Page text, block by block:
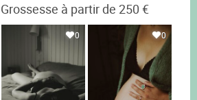
à partir de 250 €
0 0